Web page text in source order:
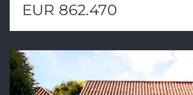
EUR 862.470